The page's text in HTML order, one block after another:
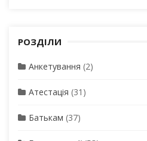
РОЗДІЛИ
Анкетування (2)
Атестація (31)
Батькам (37)